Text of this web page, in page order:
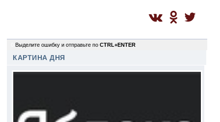
Выделите ошибку и отправьте по CTRL+ENTER
КАРТИНА ДНЯ